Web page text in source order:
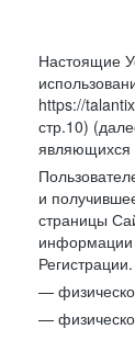
Настоящие
https://
стр.10)
являющихся
и
страницы
информации
—
—